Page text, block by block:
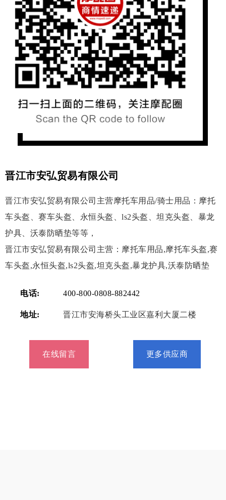
晋江市安弘贸易有限公司
晋江市安弘贸易有限公司主营摩托车用品/骑士用品：摩托
车头盔、赛车头盔、永恒头盔、ls2头盔、坦克头盔、暴龙
护具、沃泰防晒垫等等，
晋江市安弘贸易有限公司主营：摩托车用品,摩托车头盔,赛
车头盔,永恒头盔,ls2头盔,坦克头盔,暴龙护具,沃泰防晒垫
电话: 400-800-0808-882442
地址: 晋江市安海桥头工业区嘉利大厦二楼
在线留言 更多供应商